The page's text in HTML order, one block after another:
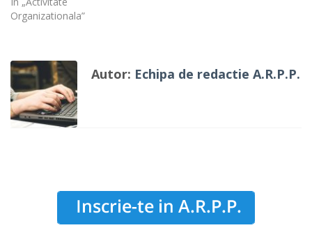
Organizationala”
Autor: Echipa de redactie A.R.P.P.